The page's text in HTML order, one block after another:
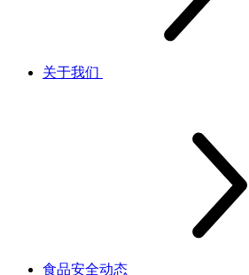
关于我们
食品安全动态